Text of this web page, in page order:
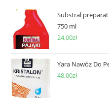
Substral
750 ml
24,00zł
Yara Nawóz Do
48,00zł